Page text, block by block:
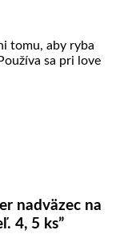
tomu, aby ryba
sa pri love
nadväzec na
4, 5 ks”